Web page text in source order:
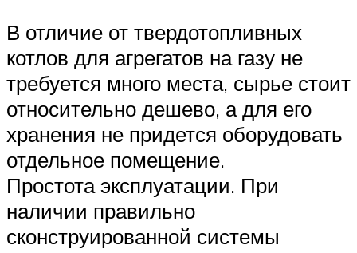
В отличие от твердотопливных
котлов для агрегатов на газу не
требуется много места, сырье стоит
относительно дешево, а для его
хранения не придется оборудовать
отдельное помещение.
Простота эксплуатации. При
наличии правильно
сконструированной системы